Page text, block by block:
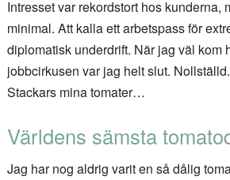
Intresset var rekordstort hos kunderna,
minimal. Att kalla ett arbetspass för
diplomatisk underdrift. När jag väl kom
jobbcirkusen var jag helt slut.
Stackars mina tomater…
Världens sämsta
Jag har nog aldrig varit en så dålig